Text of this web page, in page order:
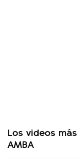
Los videos
AMBA